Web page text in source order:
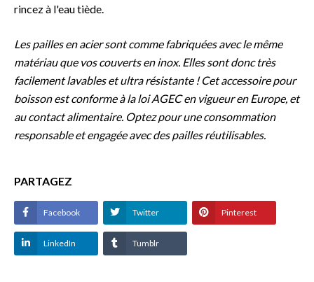
rincez à l'eau tiède.
Les pailles en acier sont comme fabriquées avec le même
matériau que vos couverts en inox. Elles sont donc très
facilement lavables et ultra résistante ! Cet accessoire pour
boisson est conforme à la loi AGEC en vigueur en Europe, et
au contact alimentaire. Optez pour une consommation
responsable et engagée avec des pailles réutilisables.
PARTAGEZ
Facebook Twitter Pinterest
LinkedIn Tumblr